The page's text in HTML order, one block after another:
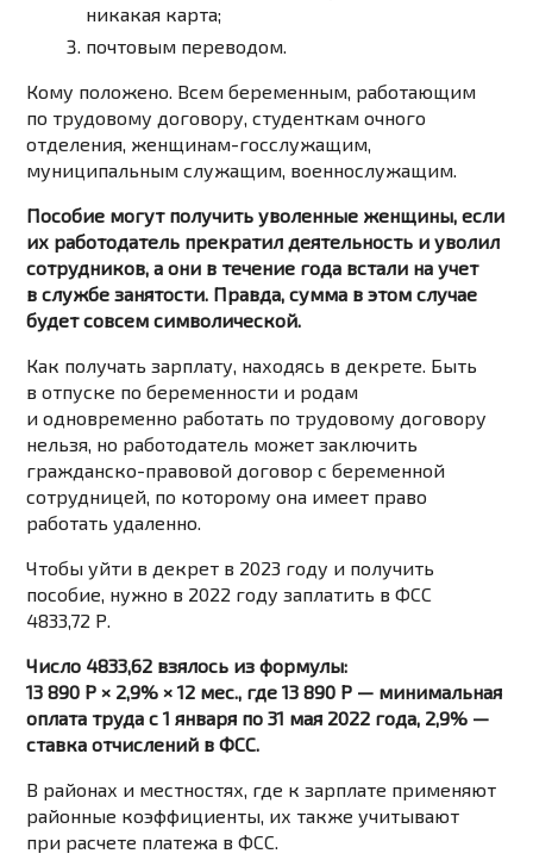
никакая карта;
почтовым переводом.
Кому положено. Всем беременным, работающим
по трудовому договору, студенткам очного
отделения, женщинам-госслужащим,
муниципальным служащим, военнослужащим.
Пособие могут получить уволенные женщины, если
их работодатель прекратил деятельность и уволил
сотрудников, а они в течение года встали на учет
в службе занятости. Правда, сумма в этом случае
будет совсем символической.
Как получать зарплату, находясь в декрете. Быть
в отпуске по беременности и родам
и одновременно работать по трудовому договору
нельзя, но работодатель может заключить
гражданско-правовой договор с беременной
сотрудницей, по которому она имеет право
работать удаленно.
Чтобы уйти в декрет в 2023 году и получить
пособие, нужно в 2022 году заплатить в ФСС
4833,72 Р.
Число 4833,62 взялось из формулы:
13 890 Р × 2,9% × 12 мес., где 13 890 Р — минимальная
оплата труда с 1 января по 31 мая 2022 года, 2,9% —
ставка отчислений в ФСС.
В районах и местностях, где к зарплате применяют
районные коэффициенты, их также учитывают
при расчете платежа в ФСС.